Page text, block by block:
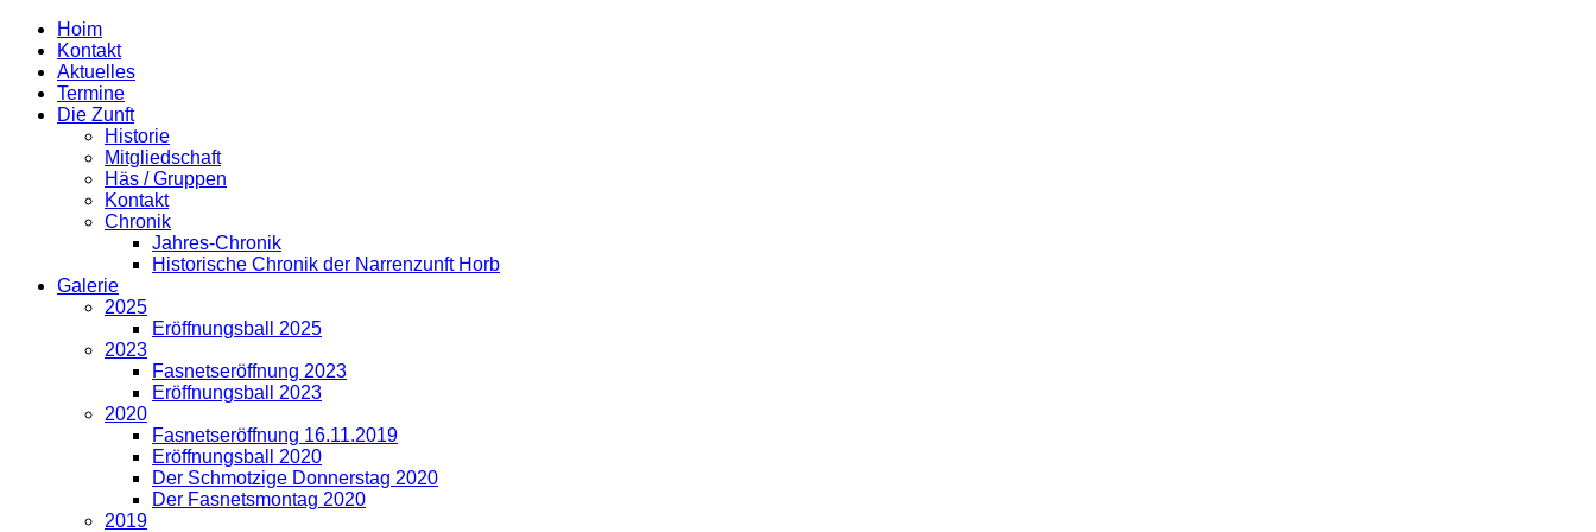
Hoim
Kontakt
Aktuelles
Termine
Die Zunft
Historie
Mitgliedschaft
Häs / Gruppen
Kontakt
Chronik
Jahres-Chronik
Historische Chronik der Narrenzunft Horb
Galerie
2025
Eröffnungsball 2025
2023
Fasnetseröffnung 2023
Eröffnungsball 2023
2020
Fasnetseröffnung 16.11.2019
Eröffnungsball 2020
Der Schmotzige Donnerstag 2020
Der Fasnetsmontag 2020
2019